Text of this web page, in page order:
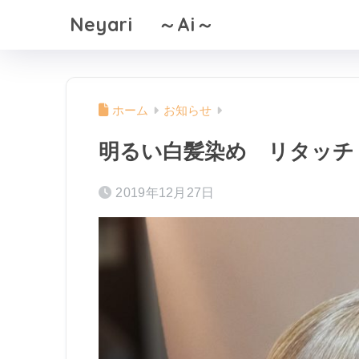
Neyari ～Ai～
ホーム お知らせ
明るい白髪染め リタッチ
2019年12月27日